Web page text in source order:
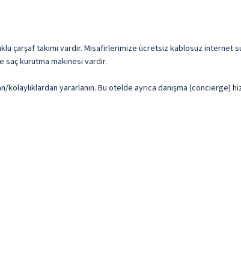
çarşaf takımı vardır. Misafirlerimize ücretsiz kablosuz internet
kurutma makinesi vardır.
kolaylıklardan yararlanın. Bu otelde ayrıca danışma